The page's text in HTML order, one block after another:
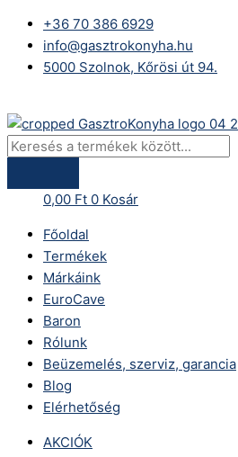
content
+36 70 386 6929
info@gasztrokonyha.hu
5000 Szolnok, Kőrösi út 94.
search
0,00 Ft 0 Kosár
Főoldal
Termékek
Márkáink
EuroCave
Baron
Rólunk
Beüzemelés, szerviz, garancia
Blog
Elérhetőség
AKCIÓK
1830
mm-
es
alumínium
ház
mennyiség